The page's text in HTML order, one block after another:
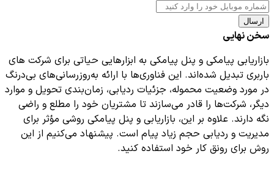
ارسال
سخن نهایی
بازاریابی پیامکی و پنل پیامکی به ابزارهایی حیاتی برای شرکت های
باربری تبدیل شده‌اند. این فناوری‌ها با ارائه به‌روزرسانی‌های بی‌درنگ
در مورد وضعیت محموله، جزئیات ردیابی، زمان‌بندی تحویل و موارد
دیگر، شرکت‌ها را قادر می‌سازند تا مشتریان خود را مطلع و راضی
نگه دارند. علاوه بر این، بازاریابی و پنل پیامکی روشی مؤثر برای
مدیریت و ردیابی حجم زیاد پیام است. پیشنهاد می‌کنیم از این
روش برای رونق کار خود استفاده کنید.